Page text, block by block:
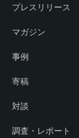
プレスリリース
マガジン
事例
寄稿
対談
調査・レポート